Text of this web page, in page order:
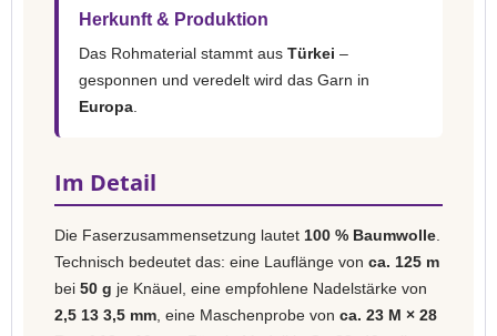
Herkunft & Produktion
Das Rohmaterial stammt aus Türkei –
gesponnen und veredelt wird das Garn in
Europa
Im Detail
Die Faserzusammensetzung lautet 100 % Baumwolle
Technisch bedeutet das: eine Lauflänge von ca. 125 m
bei 50 g je Knäuel, eine empfohlene Nadelstärke von
2,5 13 3,5 mm , eine Maschenprobe von ca. 23 M × 28